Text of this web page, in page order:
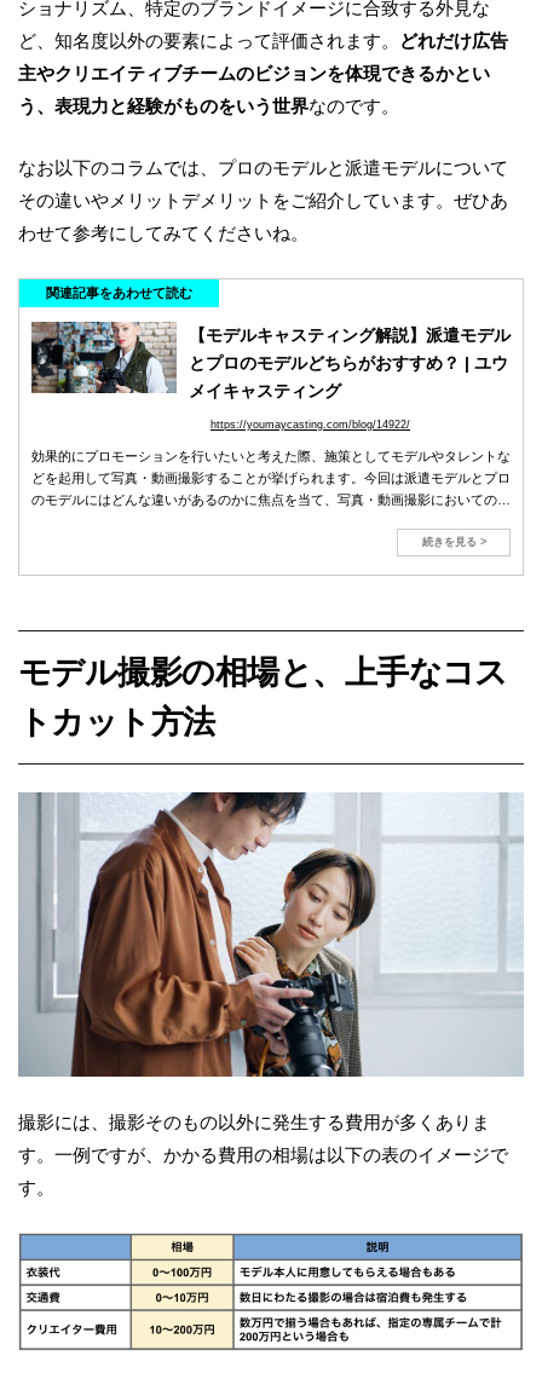
ショナリズム、特定のブランドイメージに合致する外見な
ど、知名度以外の要素によって評価されます。
どれだけ広告
主やクリエイティブチームのビジョンを体現できるかとい
う、表現力と経験がものをいう世界なのです。
なお以下のコラムでは、プロのモデルと派遣モデルについて
その違いやメリットデメリットをご紹介しています。ぜひあ
わせて参考にしてみてくださいね。
関連記事をあわせて読む
【モデルキャスティング解説】派遣モデル
とプロのモデルどちらがおすすめ？ | ユウ
メイキャスティング
https://youmaycasting.com/blog/14922/
効果的にプロモーションを行いたいと考えた際、施策としてモデルやタレントな
どを起用して写真・動画撮影することが挙げられます。今回は派遣モデルとプロ
のモデルにはどんな違いがあるのかに焦点を当て、写真・動画撮影においての最
続きを見る >
モデル撮影の相場と、上手なコス
トカット方法
撮影には、撮影そのもの以外に発生する費用が多くありま
す。一例ですが、かかる費用の相場は以下の表のイメージで
す。